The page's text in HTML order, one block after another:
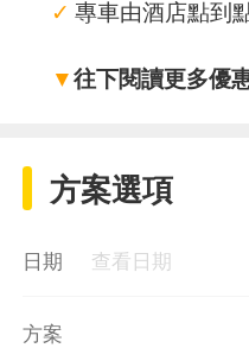
✓ 專車由酒店點到
▼往下閱讀更多優
方案選項
日期 查看日期
方案